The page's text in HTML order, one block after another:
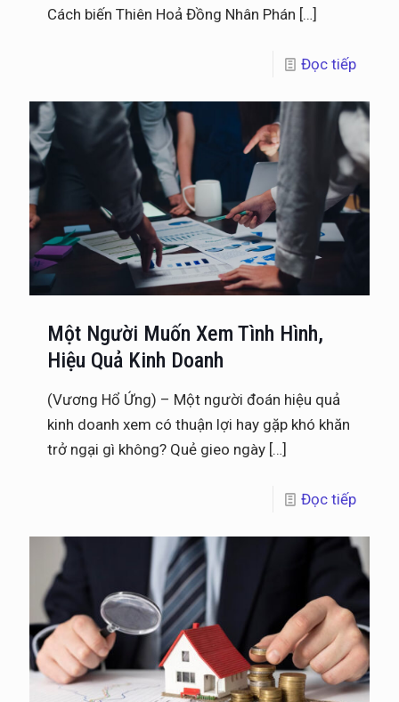
Cách biến Thiên Hoả Đồng Nhân Phán […]
Đọc tiếp
Một Người Muốn Xem Tình Hình,
Hiệu Quả Kinh Doanh
(Vương Hổ Ứng) – Một người đoán hiệu quả
kinh doanh xem có thuận lợi hay gặp khó khăn
trở ngại gì không? Quẻ gieo ngày […]
Đọc tiếp